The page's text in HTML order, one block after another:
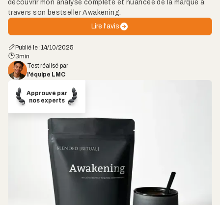
découvrir mon analyse complète et nuancée de la marque à
travers son bestseller Awakening.
Lire l'avis
Publié le :14/10/2025
3min
Test réalisé par
l'équipe LMC
Approuvé par
nos experts